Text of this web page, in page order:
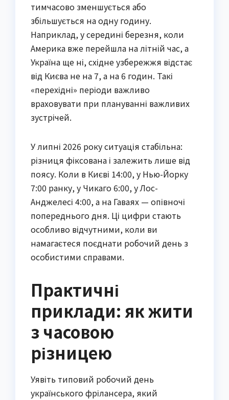
тимчасово зменшується або
збільшується на одну годину.
Наприклад, у середині березня, коли
Америка вже перейшла на літній час, а
Україна ще ні, східне узбережжя відстає
від Києва не на 7, а на 6 годин. Такі
«перехідні» періоди важливо
враховувати при плануванні важливих
зустрічей.
У липні 2026 року ситуація стабільна:
різниця фіксована і залежить лише від
поясу. Коли в Києві 14:00, у Нью-Йорку
7:00 ранку, у Чикаго 6:00, у Лос-
Анджелесі 4:00, а на Гаваях — опівночі
попереднього дня. Ці цифри стають
особливо відчутними, коли ви
намагаєтеся поєднати робочий день з
особистими справами.
Практичні
приклади: як жити
з часовою
різницею
Уявіть типовий робочий день
українського фрілансера, який